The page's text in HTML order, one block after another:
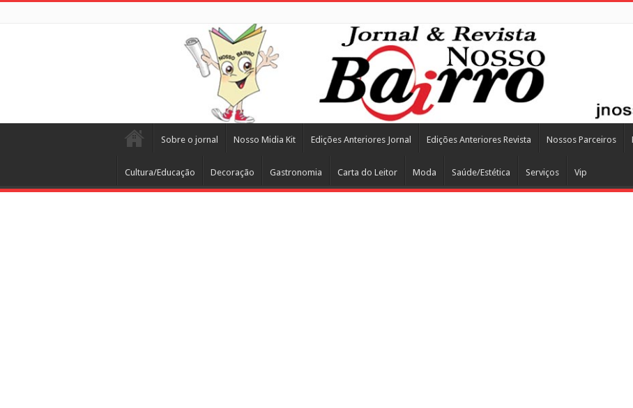
Sobre o jornal Nosso Midia Kit Edições Anteriores Jornal Edições Anteriores Revista Nossos Parceiros
Cultura/Educação Decoração Gastronomia Carta do Leitor Moda Saúde/Estética Serviços Vip